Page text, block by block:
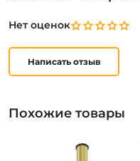
Нет оценок
Написать отзыв
Похожие товары